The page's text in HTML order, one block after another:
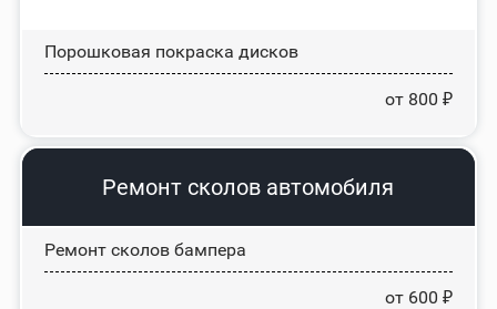
Порошковая покраска дисков
от 800 ₽
Ремонт сколов автомобиля
Ремонт сколов бампера
от 600 ₽